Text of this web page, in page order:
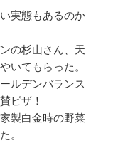
実態もあるのか
の杉山さん、天
いてもらった。
ルデンバランス
ピザ！
製白金時の野菜
。